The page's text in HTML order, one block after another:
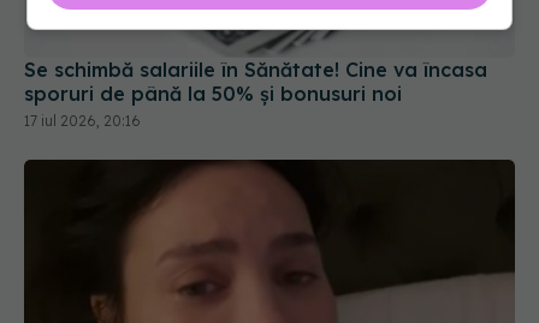
Se schimbă salariile în Sănătate! Cine va încasa
sporuri de până la 50% și bonusuri noi
17 iul 2026, 20:16